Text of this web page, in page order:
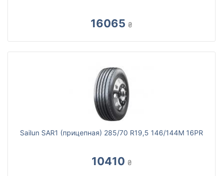
16065 ₴
Sailun SAR1 (прицепная) 285/70 R19,5 146/144M 16PR
10410 ₴